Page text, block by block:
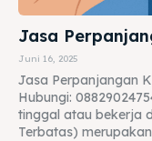
Jasa
Juni 16, 2025
Jasa Perpanjangan
Hubungi:
tinggal atau bekerja
Terbatas)